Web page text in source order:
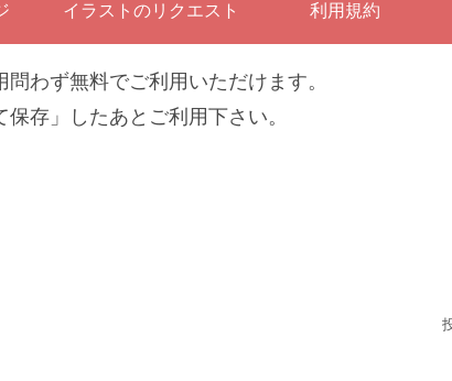
イラストのリクエスト 利用規約
わず無料でご利用いただけます。
存」したあとご利用下さい。